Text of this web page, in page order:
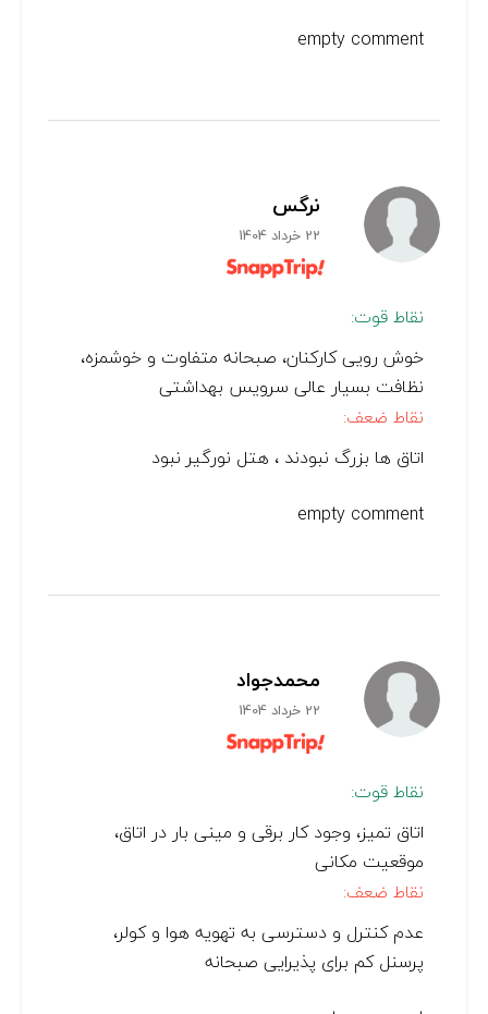
empty comment
نرگس
22 خرداد 1404
نقاط قوت:
خوش رویی کارکنان، صبحانه متفاوت و خوشمزه،
نظافت بسیار عالی سرویس بهداشتی
نقاط ضعف:
اتاق ها بزرگ نبودند ، هتل نورگیر نبود
empty comment
محمدجواد
22 خرداد 1404
نقاط قوت:
اتاق تمیز، وجود کار برقی و مینی بار در اتاق،
موقعیت مکانی
نقاط ضعف:
عدم کنترل و دسترسی به تهویه هوا و کولر،
پرسنل کم برای پذیرایی صبحانه